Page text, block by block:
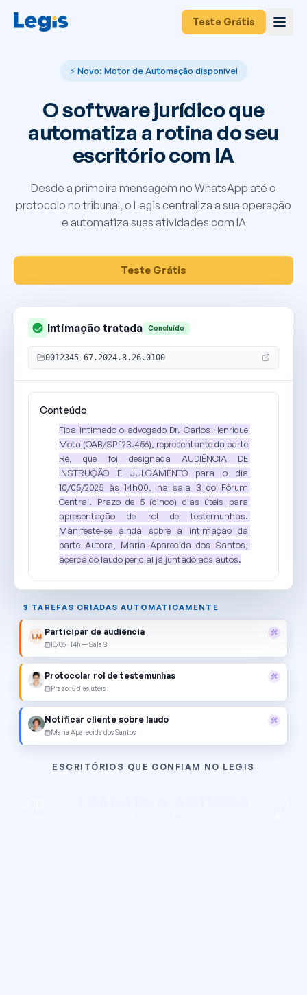
Teste Grátis
⚡ Novo: Motor de Automação disponível
O software jurídico que
automatiza a rotina do seu
escritório com IA
Desde a primeira mensagem no WhatsApp até o
protocolo no tribunal, o Legis centraliza a sua operação
e automatiza suas atividades com IA
Teste Grátis
Intimação tratada Concluído
0012345-67.2024.8.26.0100
Conteúdo
Fica intimado o advogado Dr. Carlos
Mota (OAB/SP 123.456), representante da
Ré, que foi designada AUDIÊNCIA
INSTRUÇÃO E JULGAMENTO para o
10/05/2025 às 14h00 na sala 3 do
Central. Prazo de 5 (cinco) dias úteis
apresentação de rol de
Manifeste-se ainda sobre a intimação
parte Autora Maria Aparecida dos
acerca do laudo pericial já juntado aos autos.
3 TAREFAS CRIADAS AUTOMATICAMENTE
LM Participar de audiência
10/05 · 14h — Sala 3
Protocolar rol de testemunhas
Prazo: 5 dias úteis
Notificar cliente sobre laudo
Maria Aparecida dos Santos
ESCRITÓRIOS QUE CONFIAM NO LEGIS